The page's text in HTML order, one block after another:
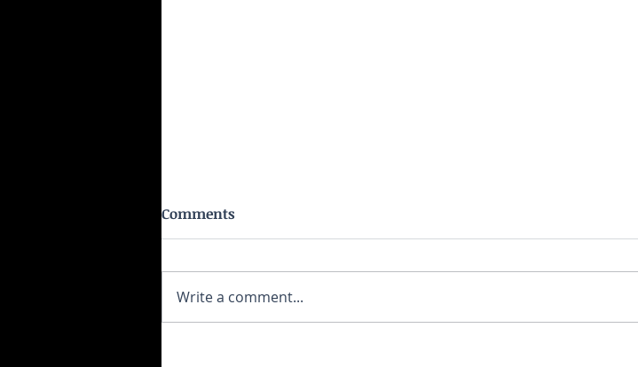
Comments
Write a comment...